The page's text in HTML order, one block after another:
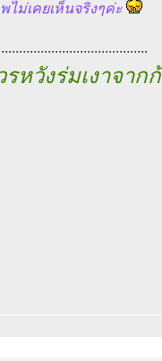
ไม่เคยเห็นจริงๆค่ะ
หวังร่มเงาจาก